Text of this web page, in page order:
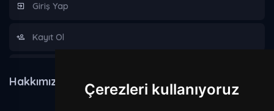
Çerezleri kullanıyoruz
Giriş Yap
Kayıt Ol
Hakkımızda